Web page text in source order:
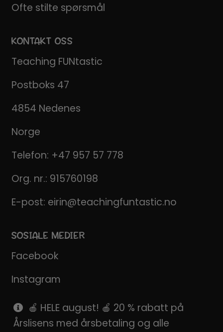
Ofte stilte spørsmål
KONTAKT OSS
Teaching FUNtastic
Postboks 47
4854 Nedenes
Norge
Telefon: +47 957 57 778
Org. nr.: 915760198
E-post: eirin@teachingfuntastic.no
SOSIALE MEDIER
Facebook
Instagram
Pinterest
SnapChat
🍎 HELE august! 🍎 20 % rabatt på
Årslisens med årsbetaling og alle